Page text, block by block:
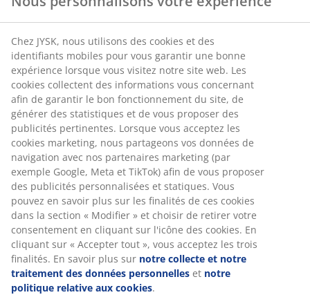
prolonger la durée de vie de votre lit, ce qui
permet aussi de faire des économies sur le long
terme.
Un surmatelas apporte une couche de confort en
plus, ce qui peut améliorer la qualité de votre
sommeil.
Le bon surmatelas peut offrir un soutien adapté
et aider à soulager les douleurs au dos, aux
articulations ou d’autres gênes qui perturbent le
sommeil.
Un surmatelas peut rendre votre lit plus moelleux
ou plus ferme, selon vos préférences. Les
modèles en mousse à mémoire de forme ou en
mousse polyéther peuvent notamment donner
une sensation un peu plus ferme au matelas.
Les surmatelas en latex ou en mousse gel, quant
à eux, peuvent rendre le matelas légèrement plus
Chez JYSK, nous utilisons des cookies et des
identifiants mobiles pour vous garantir une bonne
expérience lorsque vous visitez notre site web. Les
cookies collectent des informations vous concernant
afin de garantir le bon fonctionnement du site, de
générer des statistiques et de vous proposer des
publicités pertinentes. Lorsque vous acceptez les
cookies marketing, nous partageons vos données de
navigation avec nos partenaires marketing (par
exemple Google, Meta et TikTok) afin de vous proposer
des publicités personnalisées et statiques. Vous
pouvez en savoir plus sur les finalités de ces cookies
dans la section « Modifier » et choisir de retirer votre
consentement en cliquant sur l'icône des cookies. En
cliquant sur « Accepter tout », vous acceptez les trois
finalités. En savoir plus sur notre collecte et notre
traitement des données personnelles et notre
politique relative aux cookies.